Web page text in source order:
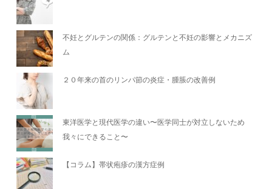
不妊とグルテンの関係：グルテンと不妊の影響とメカニズ
ム
２０年来の首のリンパ節の炎症・腫脹の改善例
東洋医学と現代医学の違い〜医学同士が対立しないため
我々にできること〜
【コラム】帯状疱疹の漢方症例